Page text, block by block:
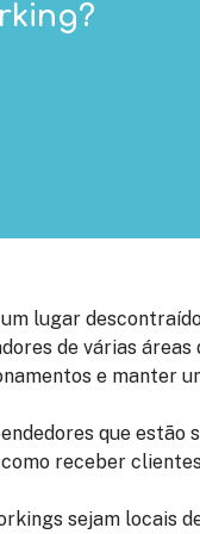
lugar
de várias
e manter
que estão
receber
sejam locais